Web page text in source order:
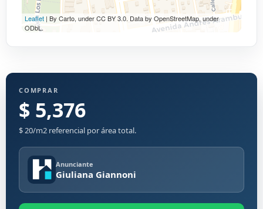
Leaflet | By Carto, under CC BY 3.0. Data by OpenStreetMap, under
ODbL.
COMPRAR
$ 5,376
$ 20/m2 referencial por área total.
Anunciante
Giuliana Giannoni